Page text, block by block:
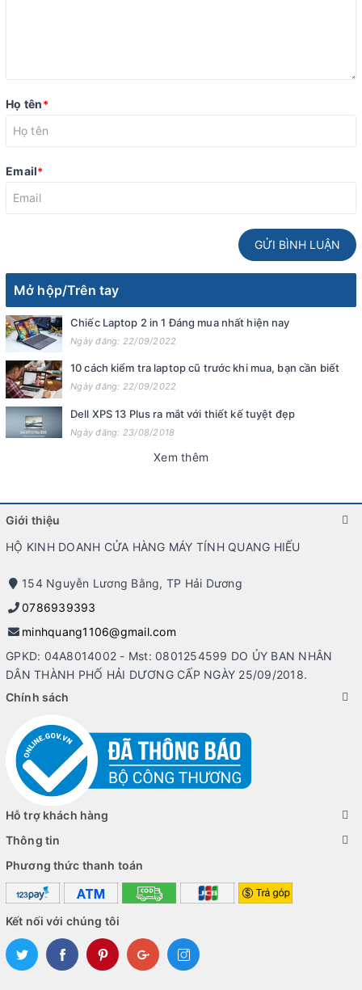
Họ tên*
Email*
GỬI BÌNH LUẬN
Mở hộp/Trên tay
Chiếc Laptop 2 in 1 Đáng mua nhất hiện nay
Ngày đăng: 22/09/2022
10 cách kiểm tra laptop cũ trước khi mua, bạn cần biết
Ngày đăng: 22/09/2022
Dell XPS 13 Plus ra mắt với thiết kế tuyệt đẹp
Ngày đăng: 23/08/2018
Xem thêm
Giới thiệu
HỘ KINH DOANH CỬA HÀNG MÁY TÍNH QUANG HIẾU
154 Nguyễn Lương Bằng, TP Hải Dương
0786939393
minhquang1106@gmail.com
GPKD: 04A8014002 - Mst: 0801254599 DO ỦY BAN NHÂN
DÂN THÀNH PHỐ HẢI DƯƠNG CẤP NGÀY 25/09/2018.
Chính sách
Hỗ trợ khách hàng
Thông tin
Phương thức thanh toán
Kết nối với chúng tôi